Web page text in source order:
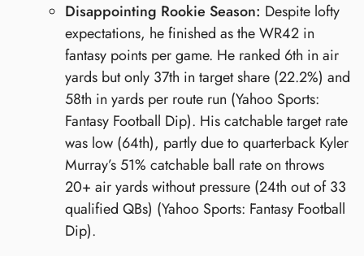
Disappointing Rookie Season: Despite lofty
expectations, he finished as the WR42 in
fantasy points per game. He ranked 6th in air
yards but only 37th in target share (22.2%) and
58th in yards per route run (Yahoo Sports:
Fantasy Football Dip). His catchable target rate
was low (64th), partly due to quarterback Kyler
Murray’s 51% catchable ball rate on throws
20+ air yards without pressure (24th out of 33
qualified QBs) (Yahoo Sports: Fantasy Football
Dip).